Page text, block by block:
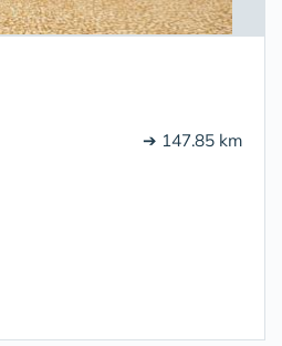
➔ 147.85 km